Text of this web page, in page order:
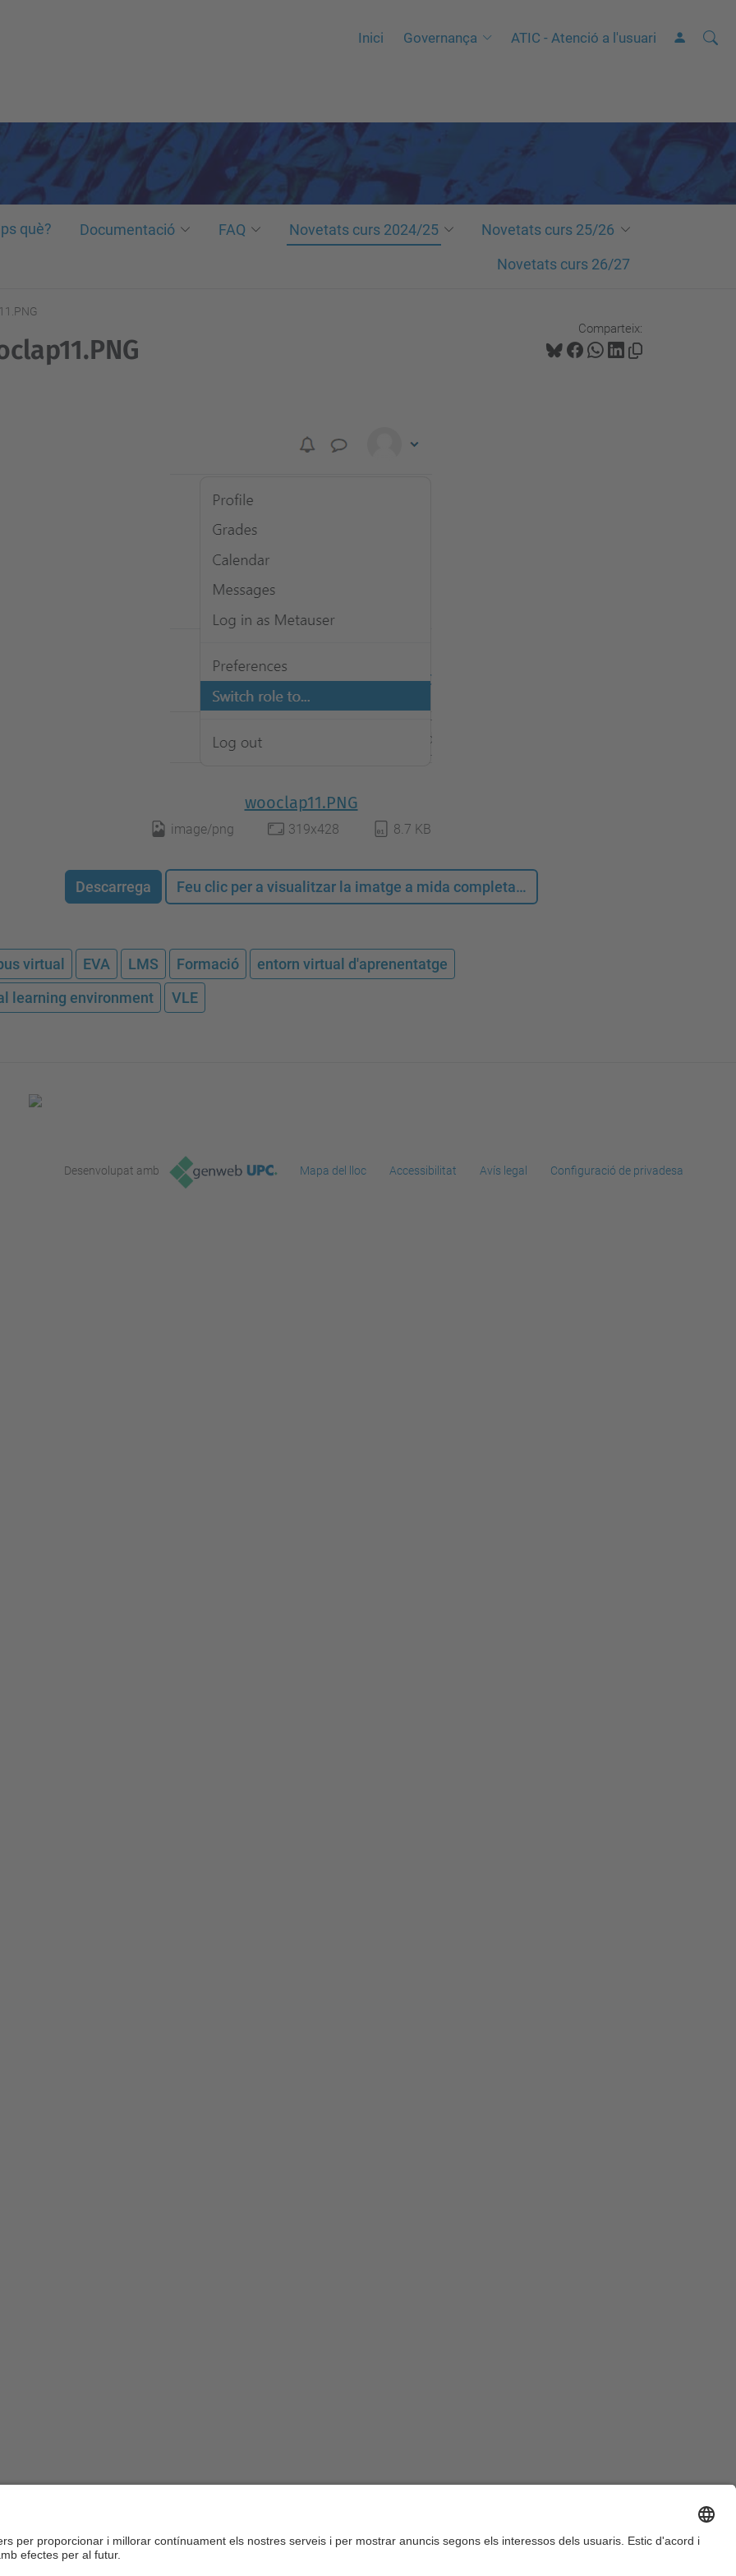
Inici Governança ATIC - Atenció a l'usuari Cerca
C
a
què? Documentació FAQ Novetats curs 2024/25
Novetats curs 25/26
Novetats curs 26/27
Comparteix:
wooclap11.PNG
image/png 319x428 8.7 KB
Descarrega Feu clic per a visualitzar la imatge a mida completa…
virtual EVA LMS Formació
entorn virtual d'aprenentatge
learning environment
VLE
Desenvolupat amb Mapa del lloc Accessibilitat Avís legal Configuració de privadesa